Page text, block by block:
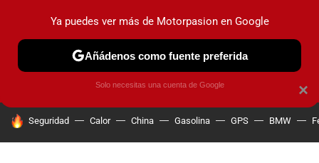
PRUEBAS COCHES ELÉCTRICOS OBSERVATORIO
HOY SE HABLA DE
Seguridad Calor China Gasolina GPS BMW
×
Ya puedes ver más de Motorpasion en Google
Añádenos como fuente preferida
Solo necesitas una cuenta de Google